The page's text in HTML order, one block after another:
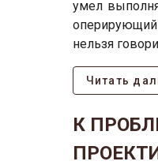
умел
оперирующий
нельзя
Читать
К